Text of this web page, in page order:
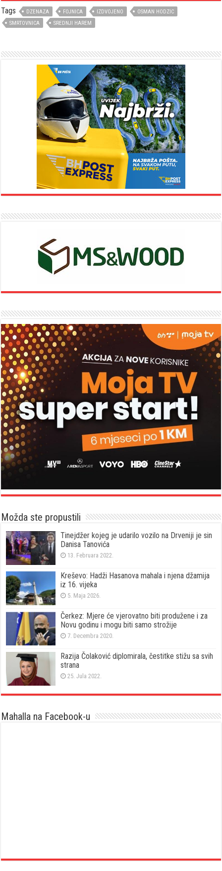
Tags DZENAZA FOJNICA IZDVOJENO
OSMAN HODZIC
SMRTOVNICA
SREDNJI HAREM
Možda ste propustili
Tinejdžer kojeg je udarilo vozilo na Drveniji je sin
Danisa Tanovića
13. Februara 2022.
Kreševo: Hadži Hasanova mahala i njena džamija
iz 16. vijeka
5. Maja 2026.
Čerkez: Mjere će vjerovatno biti produžene i za
Novu godinu i mogu biti samo strožije
7. Decembra 2020.
Razija Čolaković diplomirala, čestitke stižu sa svih
strana
25. Jula 2022.
Mahalla na Facebook-u